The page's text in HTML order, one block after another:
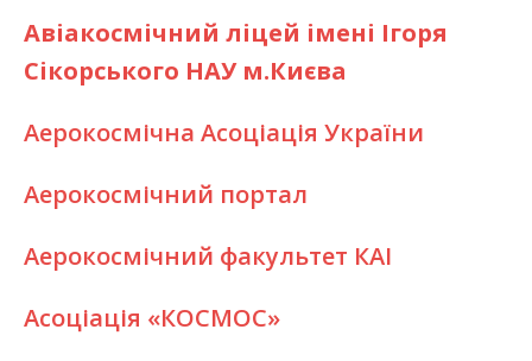
Авіакосмічний ліцей імені Ігоря
Сікорського НАУ м.Києва
Аерокосмічна Асоціація України
Аерокосмічний портал
Аерокосмічний факультет КАІ
Асоціація «КОСМОС»